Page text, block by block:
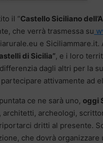
il “Castello Siciliano
che verrà trasmessa su
e
di Sicilia”, e i loro
dagli altri per la
attivamente ad
ce ne sarà uno, oggi
architetti, archeologi,
dritti al presente.
che dovrà